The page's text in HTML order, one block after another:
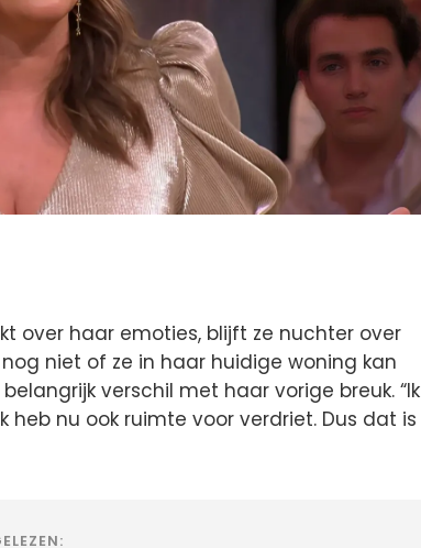
over haar emoties, blijft ze nuchter over
niet of ze in haar huidige woning kan
verschil met haar vorige breuk. “Ik
nu ook ruimte voor verdriet. Dus dat is